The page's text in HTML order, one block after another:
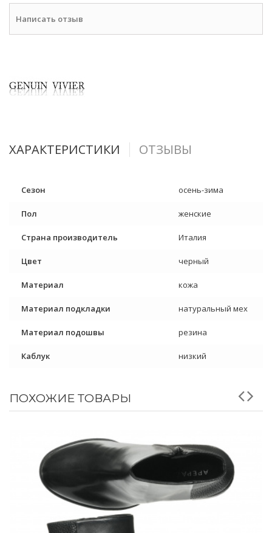
Написать отзыв
ХАРАКТЕРИСТИКИ ОТЗЫВЫ
Сезон осень-зима
Пол женские
Страна производитель Италия
Цвет черный
Материал кожа
Материал подкладки натуральный мех
Материал подошвы резина
Каблук низкий
ПОХОЖИЕ ТОВАРЫ